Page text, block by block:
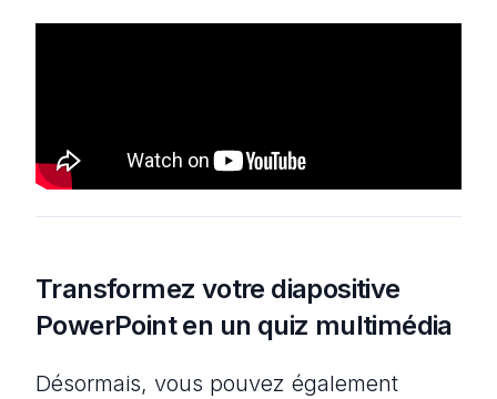
Transformez votre diapositive
PowerPoint en un quiz multimédia
Désormais, vous pouvez également